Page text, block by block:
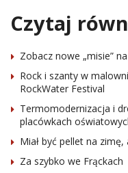
Czytaj
Zobacz nowe „misie”
Rock i szanty w
RockWater Festival
Termomodernizacja i
placówkach
Miał być pellet na
Za szybko we Frąckach